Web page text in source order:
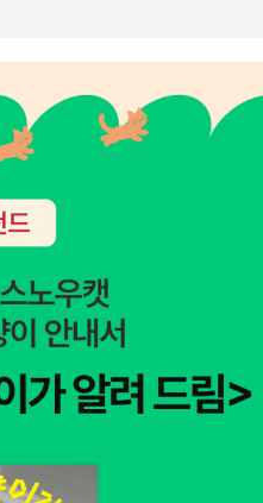
다.- P211.가장 중요한 요점을
하다는 걸 기억하자.2.일화는
문장 제한을 지키자.그러고
말자.(도발을 사용했을 때의
련 없는 단어를 잘라 내자.직
제, 스스로 물어보자.상대방
, 그것이 우리가 꼭 전하고자
다음 단계로 넘어가라.- P103
, '거의 정확한 단어와 정확한
의 차이와 같다.'- P123청중을
터, 화제의 인용문, 뉴스 속보
진을 위해 사용했지만, 이제